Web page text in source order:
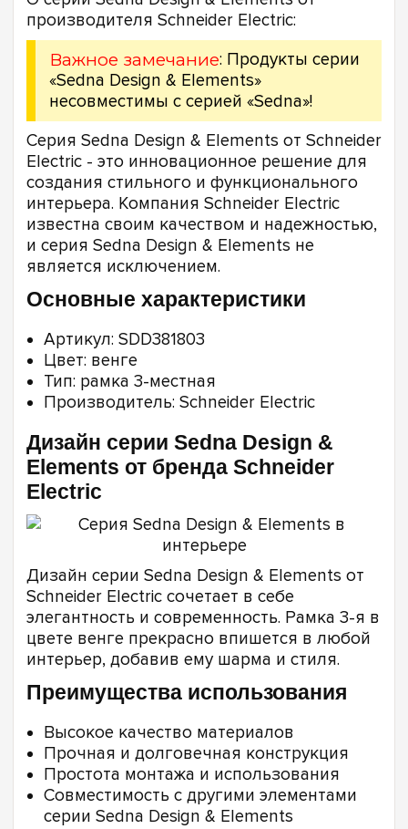
производителя Schneider Electric:
Важное замечание: Продукты серии
«Sedna Design & Elements»
несовместимы с серией «Sedna»!
Серия Sedna Design & Elements от Schneider
Electric - это инновационное решение для
создания стильного и функционального
интерьера. Компания Schneider Electric
известна своим качеством и надежностью,
и серия Sedna Design & Elements не
является исключением.
Основные характеристики
Артикул: SDD381803
Цвет: венге
Тип: рамка 3-местная
Производитель: Schneider Electric
Дизайн серии Sedna Design &
Elements от бренда Schneider
Electric
Дизайн серии Sedna Design & Elements от
Schneider Electric сочетает в себе
элегантность и современность. Рамка 3-я в
цвете венге прекрасно впишется в любой
интерьер, добавив ему шарма и стиля.
Преимущества использования
Высокое качество материалов
Прочная и долговечная конструкция
Простота монтажа и использования
Совместимость с другими элементами
серии Sedna Design & Elements